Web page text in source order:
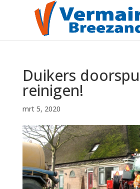
Duikers
reinigen!
mrt 5, 2020